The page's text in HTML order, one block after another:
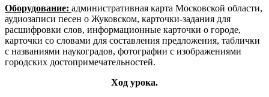
Оборудование: административная карта Московской области,
аудиозаписи песен о Жуковском, карточки-задания для
расшифровки слов, информационные карточки о городе,
карточки со словами для составления предложения, таблички
с названиями наукоградов, фотографии с изображениями
городских достопримечательностей.
Ход урока.